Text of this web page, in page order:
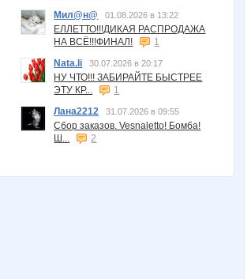
Мил@н@
01.08.2026 в 13:22
ЕЛЛЕТТО!!!ДИКАЯ РАСПРОДАЖА
НА ВСЁ!!!ФИНАЛ!
1
Nata.li
30.07.2026 в 20:17
НУ ЧТО!!! ЗАБИРАЙТЕ БЫСТРЕЕ
ЭТУ КР...
1
Лана2212
31.07.2026 в 09:55
Сбор заказов. Vesnaletto! Бомба!
Ш...
2